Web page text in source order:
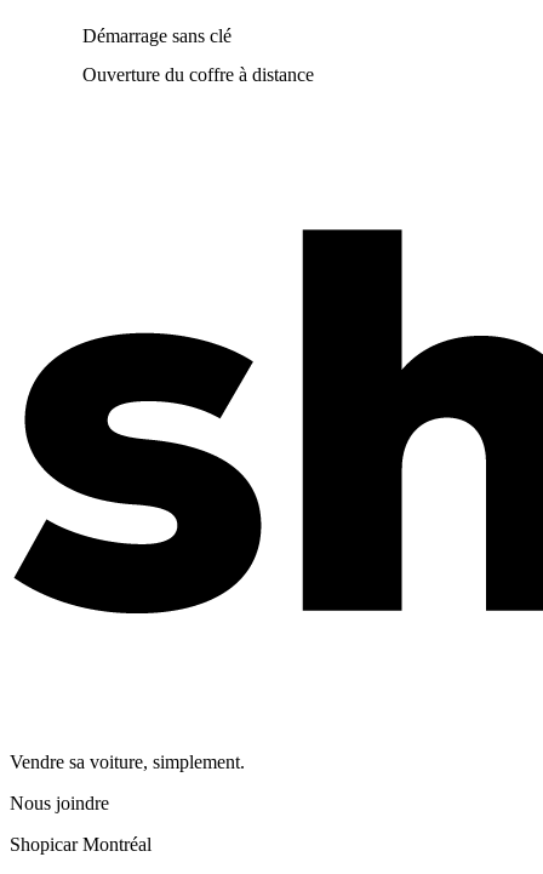
Démarrage sans clé
Ouverture du coffre à distance
Vendre sa voiture, simplement.
Nous joindre
Shopicar Montréal